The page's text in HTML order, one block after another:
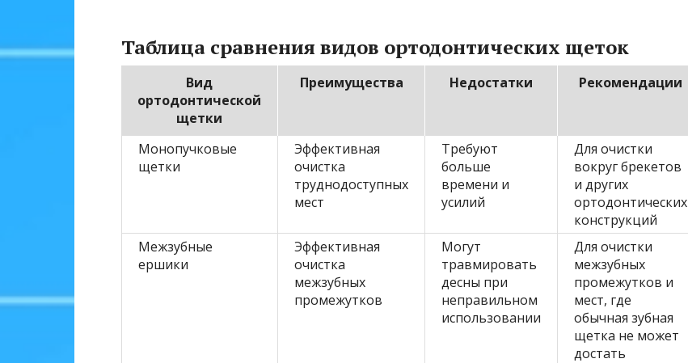
Таблица сравнения видов ортодонтических щеток
Вид
ортодонтической
щетки
Преимущества Недостатки Рекомендации
Монопучковые
щетки
Эффективная
очистка
труднодоступных
мест
Требуют
больше
времени и
усилий
Для очистки
вокруг брекетов
и других
ортодонтических
конструкций
Межзубные
ершики
Эффективная
очистка
межзубных
промежутков
Могут
травмировать
десны при
неправильном
использовании
Для очистки
межзубных
промежутков и
мест, где
обычная зубная
щетка не может
достать